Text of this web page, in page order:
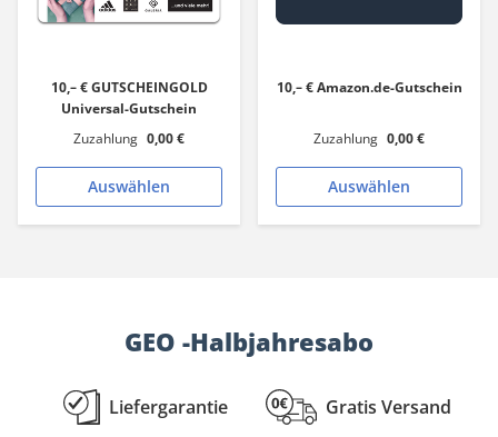
10,– € GUTSCHEINGOLD
Universal-Gutschein
Zuzahlung 0,00 €
Auswählen
10,– € Amazon.de-Gutschein
Zuzahlung 0,00 €
Auswählen
GEO -Halbjahresabo
Liefergarantie Gratis Versand